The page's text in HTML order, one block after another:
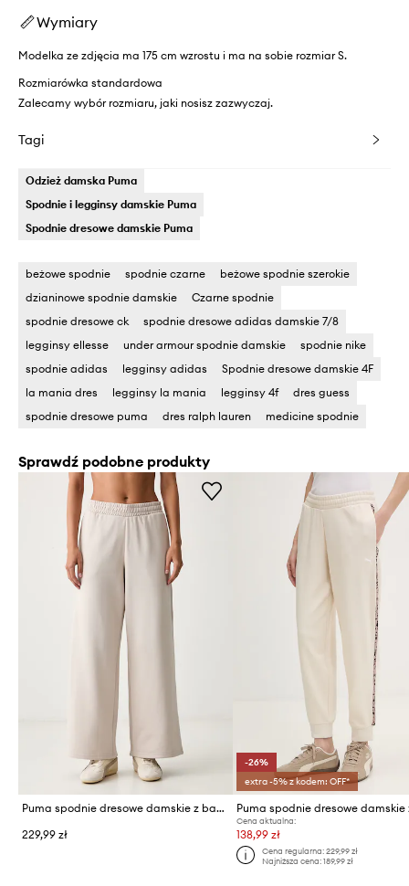
Wymiary
Modelka ze zdjęcia ma 175 cm wzrostu i ma na sobie rozmiar S.
Rozmiarówka standardowa
Zalecamy wybór rozmiaru, jaki nosisz zazwyczaj.
Tagi
Odzież damska Puma
Spodnie i legginsy damskie Puma
Spodnie dresowe damskie Puma
beżowe spodnie spodnie czarne
beżowe spodnie szerokie
dzianinowe spodnie damskie
Czarne spodnie
spodnie dresowe ck
spodnie dresowe adidas damskie 7/8
legginsy ellesse
under armour spodnie damskie
spodnie nike
spodnie adidas
legginsy adidas
Spodnie dresowe damskie 4F
la mania dres
legginsy la mania legginsy 4f
dres guess
spodnie dresowe puma
dres ralph lauren medicine spodnie
Sprawdź podobne produkty
Puma spodnie dresowe damskie z bawełną Essentials
229,99 zł
-26%
extra -5% z kodem: OFF*
Cena aktualna:
138,99 zł
Cena regularna: 229,99 zł
Najniższa cena: 189,99 zł